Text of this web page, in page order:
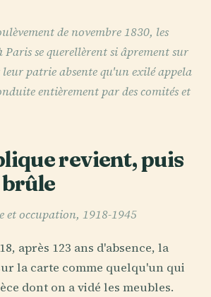
de novembre 1830, les
Paris se querellèrent si âprement sur
leur patrie absente qu'un exilé appela
entièrement par des comités et
revient, puis
et occupation, 1918-1945
après 123 ans d'absence, la
la carte comme quelqu'un qui
dont on a vidé les meubles.